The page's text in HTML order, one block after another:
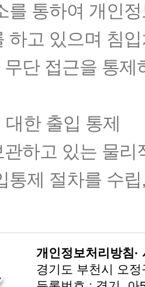
를 통하여 개인
하고 있으며 침
단 접근을 통제
한 출입 통제
하고 있는 물
통제 절차를 수
개인정보처리방침·
경기도 부천시 오